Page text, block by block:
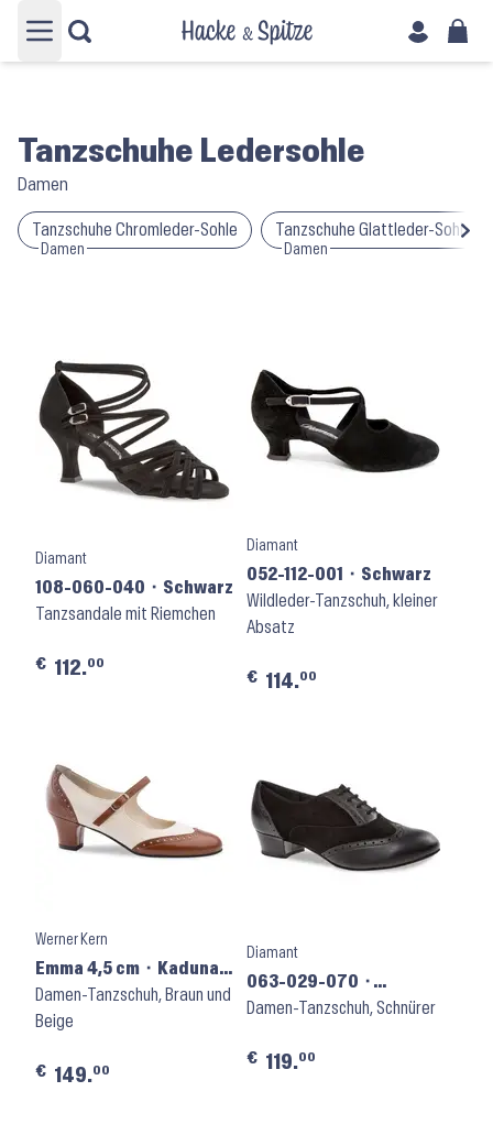
Hauptmenü öffnen
Tanzschuhe Ledersohle
Damen
Tanzschuhe Chromleder-Sohle
Damen
Tanzschuhe Glattleder-Sohle
Damen
Diamant
108-060-040 ⬝ Schwarz
Tanzsandale mit Riemchen
€ 112.00
Diamant
052-112-001 ⬝ Schwarz
Wildleder-Tanzschuh, kleiner
Absatz
€ 114.00
Werner Kern
Emma 4,5 cm ⬝ Kaduna
Creme
Damen-Tanzschuh, Braun und
Beige
€ 149.00
Diamant
063-029-070 ⬝
Schwarz
Damen-Tanzschuh, Schnürer
€ 119.00